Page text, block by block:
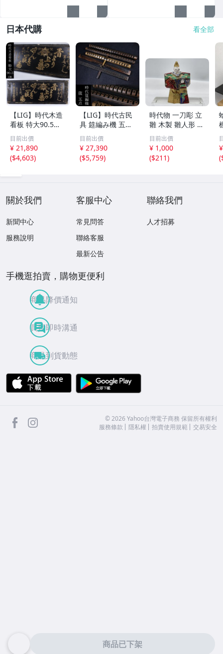
商品已下架
日本代購 看全部
【LIG】時代木造
看板 特大90.5㎝
金彩 本舗 高田徳
左衛門 古美術品
2606.676
目前出價
¥ 21,890
($4,603)
【LIG】時代古民
具 筵編み機 五点
むしろ編み 筬 お
さ 農具 古道具 26
04.458
目前出價
¥ 27,390
($5,759)
時代物 一刀彫 立
雛 木製 雛人形 木
彫彩色 小型 2.2×
3.5×H5.7cm ひな
祭り 郷土玩具 木
工芸 置物 木彫人
目前出價
¥ 1,000
($211)
(
關於我們
新聞中心
服務說明
客服中心
常見問答
聯絡客服
最新公告
聯絡我們
人才招募
手機逛拍賣，購物更便利
商品降價通知
買賣即時溝通
商品到貨動態
APP Store
facebook ©2026 Yahoo台灣電子商務 保留所有權利
服務條款
隱私權 拍賣使用規範 交易安全